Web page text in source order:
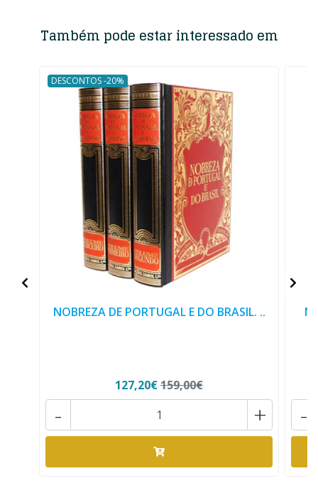
Também pode estar interessado em
DESCONTOS -20%
NOBREZA DE PORTUGAL E DO BRASIL. ..
127,20€159,00€
+
- -